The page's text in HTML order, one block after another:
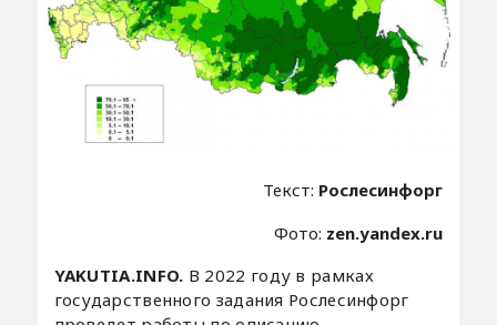
Текст: Рослесинфорг
Фото: zen.yandex.ru
YAKUTIA.INFO. В 2022 году в рамках
государственного задания Рослесинфорг